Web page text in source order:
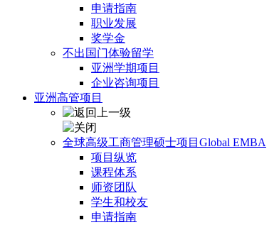
申请指南
职业发展
奖学金
不出国门体验留学
亚洲学期项目
企业咨询项目
亚洲高管项目
全球高级工商管理硕士项目Global EMBA
项目纵览
课程体系
师资团队
学生和校友
申请指南